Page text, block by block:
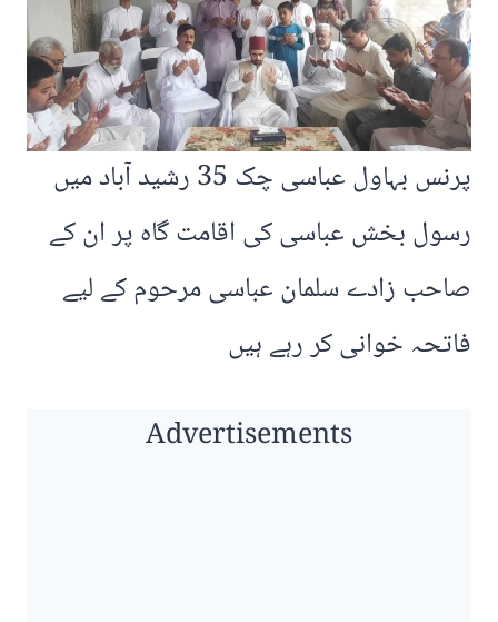
پرنس بہاول عباسی چک 35 رشید آباد میں
رسول بخش عباسی کی اقامت گاہ پر ان کے
صاحب زادے سلمان عباسی مرحوم کے لیے
فاتحہ خوانی کر رہے ہیں
Advertisements